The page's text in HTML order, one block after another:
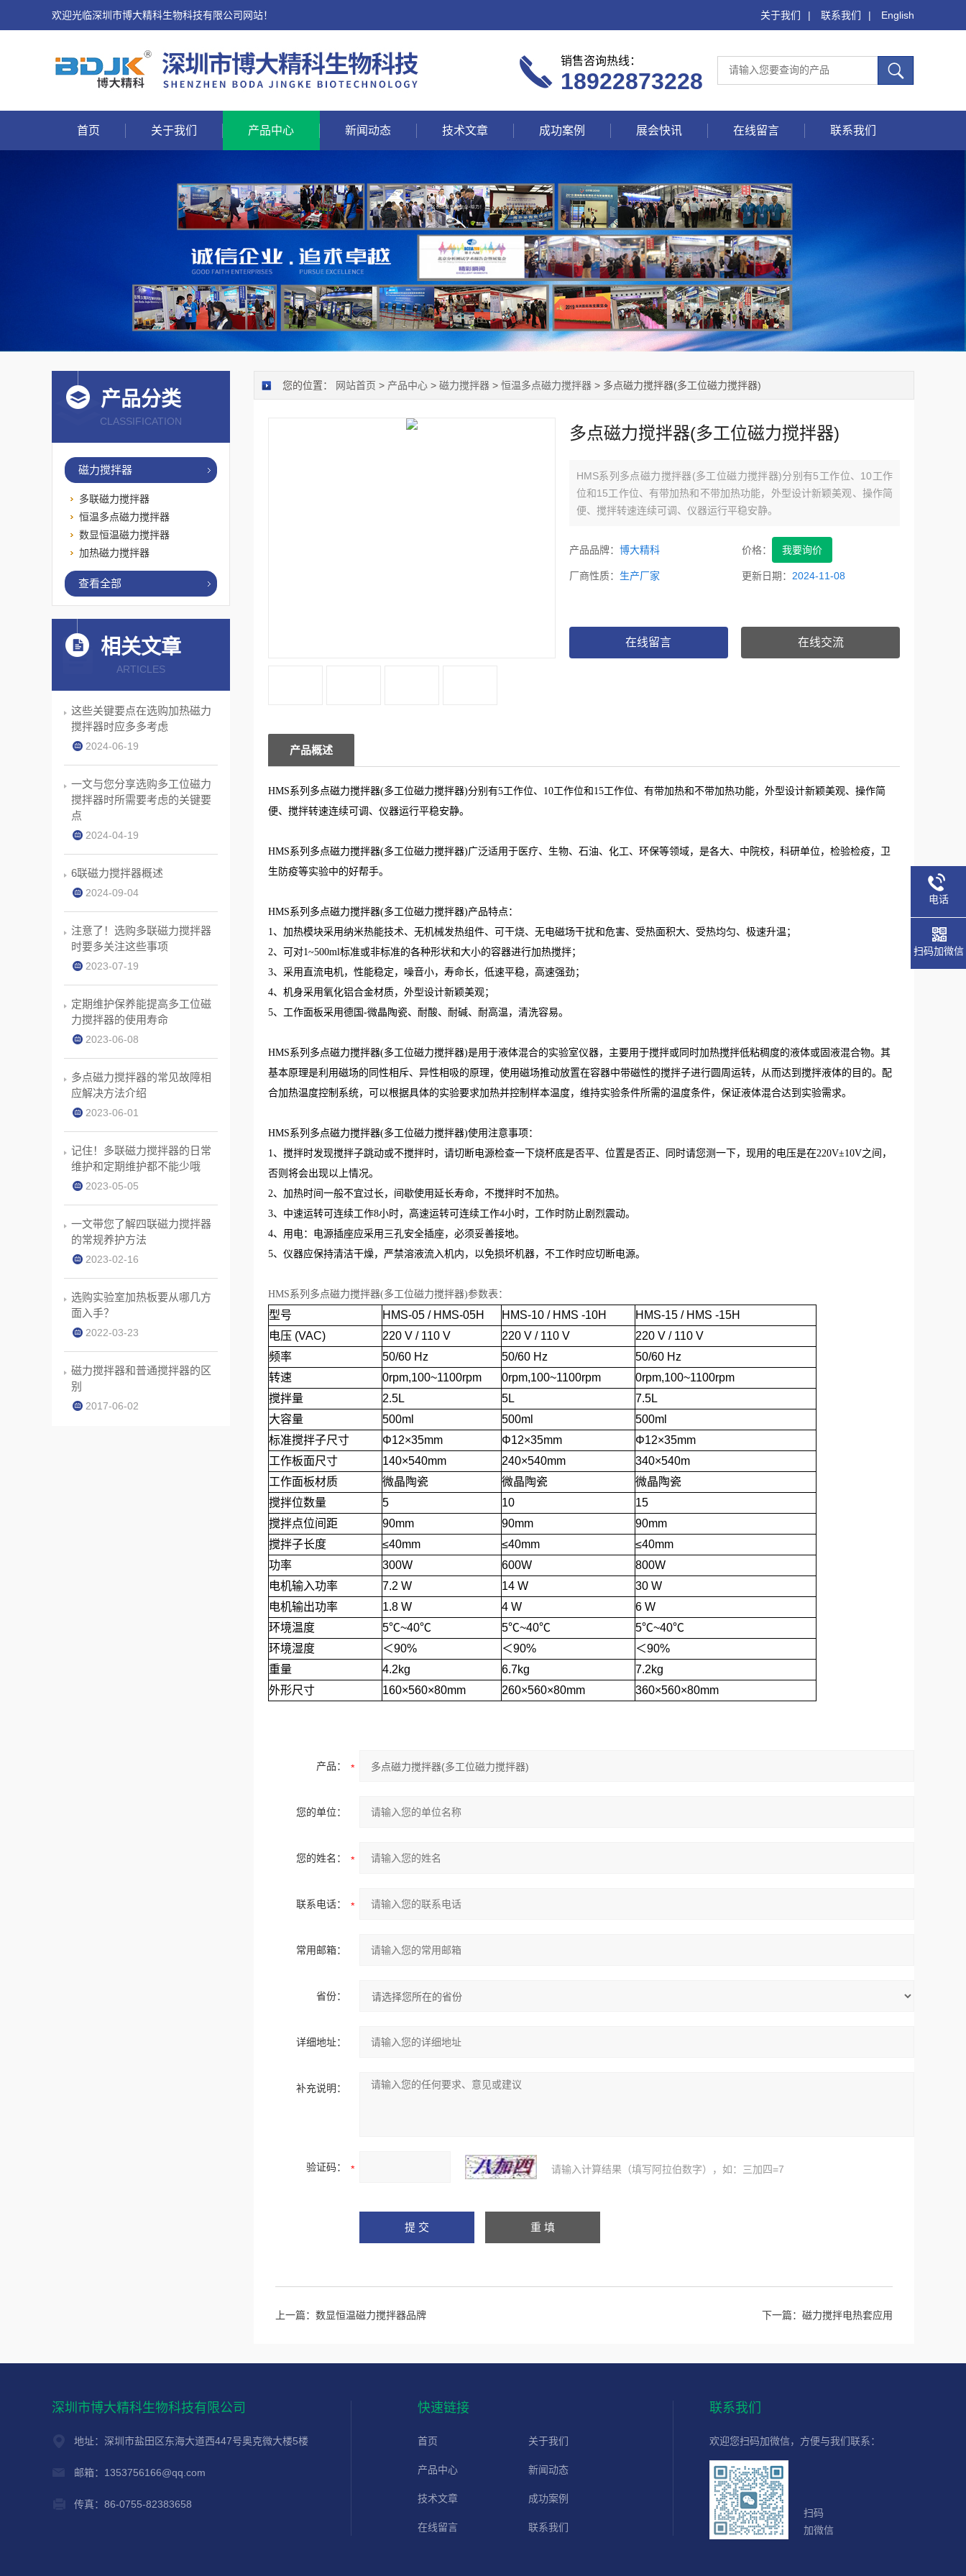
欢迎光临深圳市博大精科生物科技有限公司网站！ 关于我们 | 联系我们 | English
销售咨询热线：
18922873228
首页 关于我们 产品中心 新闻动态 技术文章 成功案例 展会快讯 在线留言 联系我们
您的位置： 网站首页 > 产品中心 > 磁力搅拌器 > 恒温多点磁力搅拌器 > 多点磁力搅拌器(多工位磁力搅拌器)
多点磁力搅拌器(多工位磁力搅拌器)
HMS系列多点磁力搅拌器(多工位磁力搅拌器)分别有5工作位、10工作
位和15工作位、有带加热和不带加热功能，外型设计新颖美观、操作简
便、搅拌转速连续可调、仪器运行平稳安静。
产品品牌： 博大精科 价格： 我要询价
厂商性质： 生产厂家 更新日期： 2024-11-08
在线留言 在线交流
产品概述
HMS系列多点磁力搅拌器(多工位磁力搅拌器)分别有5工作位、10工作位和15工作位、有带加热和不带加热功能，外型设计新颖美观、操作简
便、搅拌转速连续可调、仪器运行平稳安静。
HMS系列多点磁力搅拌器(多工位磁力搅拌器)广泛适用于医疗、生物、石油、化工、环保等领域，是各大、中院校，科研单位，检验检疫，卫
生防疫等实验中的好帮手。
HMS系列多点磁力搅拌器(多工位磁力搅拌器)产品特点：
1、加热模块采用纳米热能技术、无机械发热组件、可干烧、无电磁场干扰和危害、受热面积大、受热均匀、极速升温；
2、可对1~500ml标准或非标准的各种形状和大小的容器进行加热搅拌；
3、采用直流电机，性能稳定，噪音小，寿命长，低速平稳，高速强劲；
4、机身采用氧化铝合金材质，外型设计新颖美观；
5、工作面板采用德国-微晶陶瓷、耐酸、耐碱、耐高温，清洗容易。
HMS系列多点磁力搅拌器(多工位磁力搅拌器)是用于液体混合的实验室仪器，主要用于搅拌或同时加热搅拌低粘稠度的液体或固液混合物。其
基本原理是利用磁场的同性相斥、异性相吸的原理，使用磁场推动放置在容器中带磁性的搅拌子进行圆周运转，从而达到搅拌液体的目的。配
合加热温度控制系统，可以根据具体的实验要求加热并控制样本温度，维持实验条件所需的温度条件，保证液体混合达到实验需求。
HMS系列多点磁力搅拌器(多工位磁力搅拌器)使用注意事项：
1、搅拌时发现搅拌子跳动或不搅拌时，请切断电源检查一下烧杯底是否平、位置是否正、同时请您测一下，现用的电压是在220V±10V之间，
否则将会出现以上情况。
2、加热时间一般不宜过长，间歇使用延长寿命，不搅拌时不加热。
3、中速运转可连续工作8小时，高速运转可连续工作4小时，工作时防止剧烈震动。
4、用电：电源插座应采用三孔安全插座，必须妥善接地。
5、仪器应保持清洁干燥，严禁溶液流入机内，以免损坏机器，不工作时应切断电源。
HMS系列多点磁力搅拌器(多工位磁力搅拌器)参数表：
型号 HMS-05 / HMS-05H HMS-10 / HMS -10H HMS-15 / HMS -15H
电压 (VAC) 220 V / 110 V 220 V / 110 V 220 V / 110 V
频率
50/60 Hz 50/60 Hz 50/60 Hz
转速
0rpm,100~1100rpm 0rpm,100~1100rpm
0rpm,100~1100rpm
搅拌量
2.5L 5L
7.5L
大容量
500ml 500ml
500ml
标准搅拌子尺寸
Φ12×35mm Φ12×35mm
Φ12×35mm
工作板面尺寸
140×540mm 240×540mm
340×540m
工作面板材质
微晶陶瓷 微晶陶瓷
微晶陶瓷
搅拌位数量
5 10
15
搅拌点位间距
90mm 90mm
90mm
搅拌子长度
≤40mm ≤40mm
≤40mm
功率
300W 600W
800W
电机输入功率
7.2 W 14 W 30 W
电机输出功率
1.8 W 4 W 6 W
环境温度
5℃~40℃ 5℃~40℃
5℃~40℃
环境湿度
＜90% ＜90%
＜90%
重量
4.2kg 6.7kg
7.2kg
外形尺寸
160×560×80mm 260×560×80mm 360×560×80mm
产品：
您的单位：
您的姓名：
联系电话：
常用邮箱：
省份：
详细地址：
补充说明：
验证码： 请输入计算结果（填写阿拉伯数字），如：三加四=7
上一篇： 数显恒温磁力搅拌器品牌 下一篇： 磁力搅拌电热套应用
产品分类
CLASSIFICATION
磁力搅拌器
多联磁力搅拌器
恒温多点磁力搅拌器
数显恒温磁力搅拌器
加热磁力搅拌器
查看全部
相关文章
ARTICLES
这些关键要点在选购加热磁力
搅拌器时应多多考虑
2024-06-19
一文与您分享选购多工位磁力
搅拌器时所需要考虑的关键要
点
2024-04-19
6联磁力搅拌器概述
2024-09-04
注意了！选购多联磁力搅拌器
时要多关注这些事项
2023-07-19
定期维护保养能提高多工位磁
力搅拌器的使用寿命
2023-06-08
多点磁力搅拌器的常见故障相
应解决方法介绍
2023-06-01
记住！多联磁力搅拌器的日常
维护和定期维护都不能少哦
2023-05-05
一文带您了解四联磁力搅拌器
的常规养护方法
2023-02-16
选购实验室加热板要从哪几方
面入手？
2022-03-23
磁力搅拌器和普通搅拌器的区
别
2017-06-02
深圳市博大精科生物科技有限公司
地址：深圳市盐田区东海大道西447号奥克微大楼5楼
邮箱：1353756166@qq.com
传真：86-0755-82383658
快速链接
首页 关于我们
产品中心 新闻动态
技术文章 成功案例
在线留言 联系我们
联系我们
欢迎您扫码加微信，方便与我们联系：
扫码
加微信
电话
扫码加微信